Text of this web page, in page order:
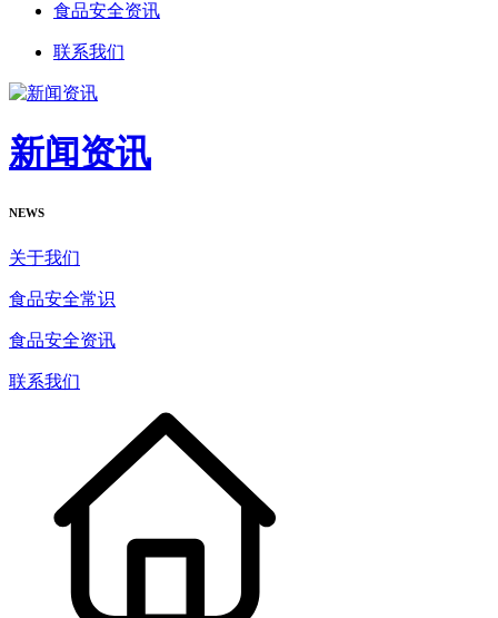
食品安全资讯
联系我们
新闻资讯
NEWS
关于我们
食品安全常识
食品安全资讯
联系我们